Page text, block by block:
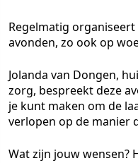
Regelmatig
avonden, zo ook op
Jolanda van Dongen,
zorg, bespreekt deze
je kunt maken om de
verlopen op de manier
Wat zijn jouw wensen?